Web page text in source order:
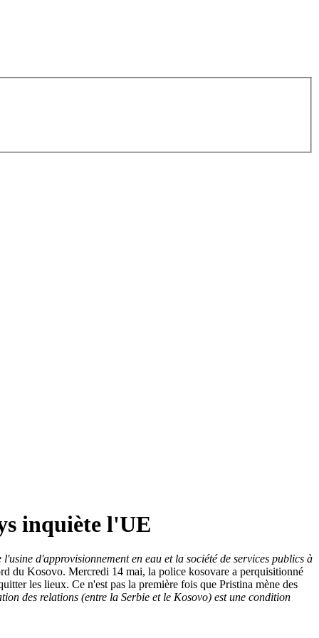
inquiète l'UE
d'approvisionnement en eau et la société de services publics à
du Kosovo. Mercredi 14 mai, la police kosovare a perquisitionné
les lieux. Ce n'est pas la première fois que Pristina mène des
des relations (entre la Serbie et le Kosovo) est une condition